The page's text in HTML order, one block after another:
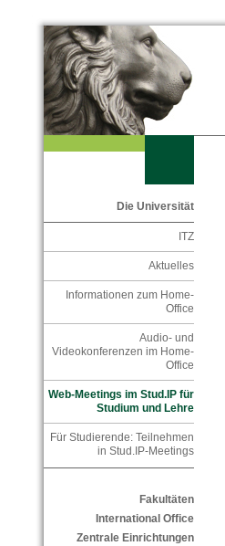
Die Universität
ITZ
Aktuelles
Informationen zum Home-
Office
Audio- und
Videokonferenzen im Home-
Office
Web-Meetings im Stud.IP für
Studium und Lehre
Für Studierende: Teilnehmen
in Stud.IP-Meetings
Fakultäten
International Office
Zentrale Einrichtungen